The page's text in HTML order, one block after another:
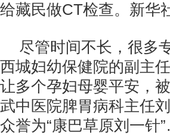
给藏民做CT检查。新华
尽管时间不长，很多
西城妇幼保健院的副主
让多个孕妇母婴平安，
武中医院脾胃病科主任
众誉为“康巴草原刘一